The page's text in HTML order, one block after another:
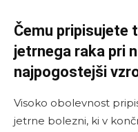
Čemu pripisujete
jetrnega raka pri
najpogostejši
Visoko obolevnost
jetrne bolezni, ki v